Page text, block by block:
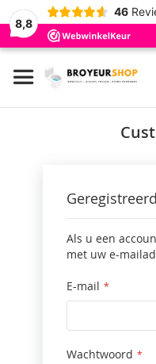
8,8
46
Ga
naar
de
Als u een
met uw e-
E-mail
Wachtwoord